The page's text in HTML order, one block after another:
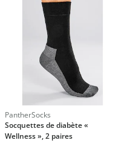
PantherSocks
Socquettes de diabète «
Wellness », 2 paires